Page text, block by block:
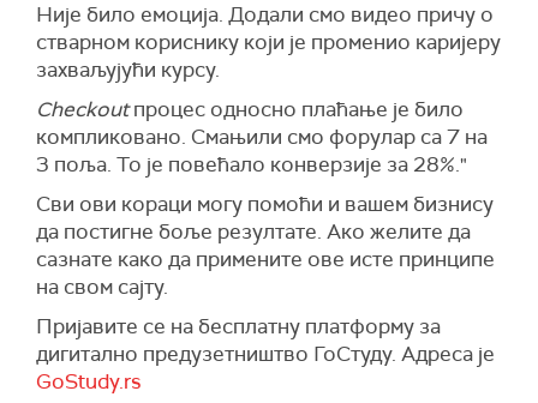
Није било емоција. Додали смо видео причу о
стварном кориснику који је променио каријеру
захваљујући курсу.
Checkoutпроцес односно плаћање је било
компликовано. Смањили смо форулар са 7 на
3 поља. То је повећало конверзије за 28%."
Сви ови кораци могу помоћи и вашем бизнису
да постигне боље резултате. Ако желите да
сазнате како да примените ове исте принципе
на свом сајту.
Пријавите се на бесплатну платформу за
дигитално предузетништво ГоСтудy. Адреса је
GoStudy.rs